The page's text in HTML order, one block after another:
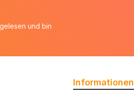
gelesen und bin
Informationen